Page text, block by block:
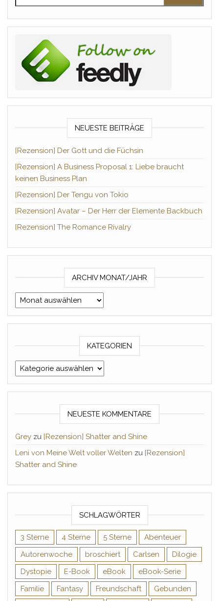
NEUESTE BEITRÄGE
[Rezension] Der Gott und die Füchsin
[Rezension] A Business Proposal 1: Liebe braucht
keinen Business Plan
[Rezension] Der Tengu von Tokio
[Rezension] Avatar – Der Herr der Elemente Backbuch
[Rezension] The Romance Rivalry
ARCHIV MONAT/JAHR
Archiv Monat/Jahr
KATEGORIEN
Kategorien
NEUESTE KOMMENTARE
Grey zu [Rezension] Shatter and Shine
Leni von Meine Welt voller Welten zu [Rezension]
Shatter and Shine
SCHLAGWÖRTER
3 Sterne 4 Sterne 5 Sterne
Abenteuer
Autorenwoche
broschiert Carlsen
Dilogie
Dystopie
E-Book eBook
eBook-Serie
Familie
Fantasy Freundschaft
Gebunden